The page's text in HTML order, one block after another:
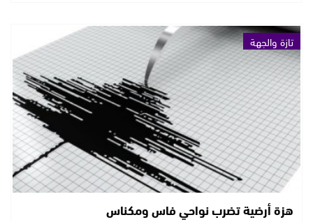
تازة والجهة
هزة أرضية تضرب نواحي فاس ومكناس